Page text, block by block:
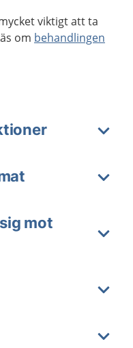
viktigt att ta
om behandlingen
mot